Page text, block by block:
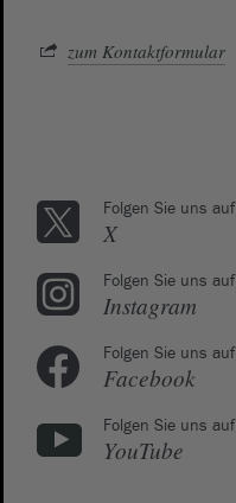
zum Kontaktformular
Folgen Sie uns auf
X
Folgen Sie uns auf
Instagram
Folgen Sie uns auf
Facebook
Folgen Sie uns auf
YouTube